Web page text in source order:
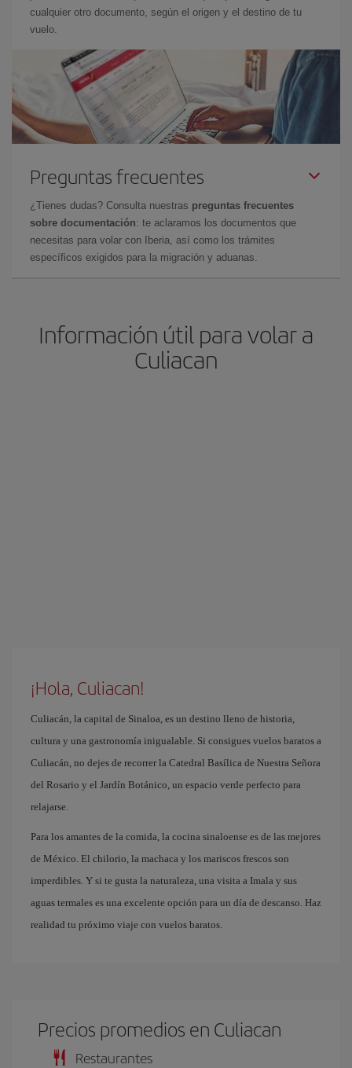
cualquier otro documento, según el origen y el destino de tu
vuelo.
Preguntas frecuentes
¿Tienes dudas? Consulta nuestras preguntas frecuentes
sobre documentación: te aclaramos los documentos que
necesitas para volar con Iberia, así como los trámites
específicos exigidos para la migración y aduanas.
Información útil para volar a
Culiacan
¡Hola, Culiacan!
Culiacán, la capital de Sinaloa, es un destino lleno de historia,
cultura y una gastronomía inigualable. Si consigues vuelos baratos a
Culiacán, no dejes de recorrer la Catedral Basílica de Nuestra Señora
del Rosario y el Jardín Botánico, un espacio verde perfecto para
relajarse.
Para los amantes de la comida, la cocina sinaloense es de las mejores
de México. El chilorio, la machaca y los mariscos frescos son
imperdibles. Y si te gusta la naturaleza, una visita a Imala y sus
aguas termales es una excelente opción para un día de descanso. Haz
realidad tu próximo viaje con vuelos baratos.
Precios promedios en Culiacan
Restaurantes